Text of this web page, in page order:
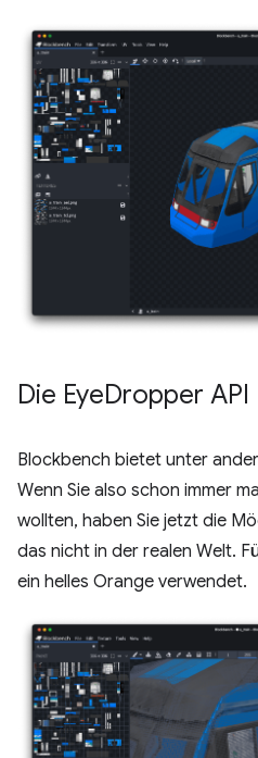
Die EyeDropper API
Blockbench bietet unter
Wenn Sie also schon immer
wollten, haben Sie jetzt die
das nicht in der realen Welt.
ein helles Orange verwendet.